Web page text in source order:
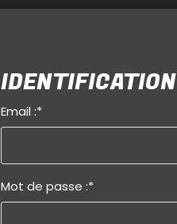
IDENTIFICATION
Email :*
Mot de passe :*